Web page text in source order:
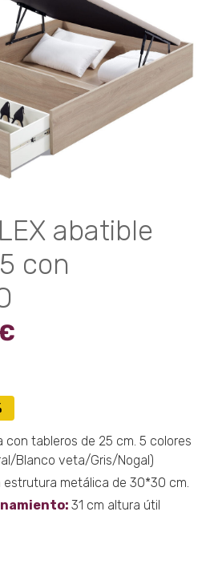
pueden
elegir
en
la
página
de
producto
abatible
con
con tableros de 25 cm. 5 colores
Blanco veta/Gris/Nogal)
estrutura metálica de 30*30 cm.
31 cm altura útil